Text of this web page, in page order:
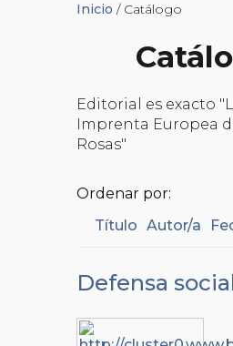
Inicio / Catálogo
Editorial es exacto
Imprenta Europea
Rosas"
Ordenar por:
Título Autor/a
Defensa